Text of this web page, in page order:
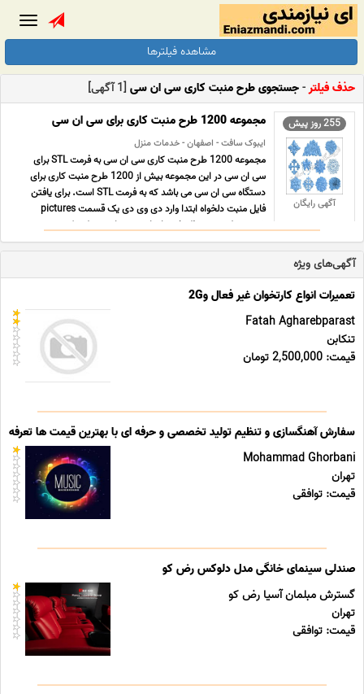
مشاهده فیلترها
حذف فیلتر-جستجوی طرح منبت کاری سی ان سی [1 آگهی]
255 روز پیش
آگهی رایگان
مجموعه 1200 طرح منبت کاری برای سی ان سی
ایبوک سافت - اصفهان - خدمات منزل
مجموعه 1200 طرح منبت کاری سی ان سی به فرمت STL برای
سی ان سی در این مجموعه بیش از 1200 طرح منبت کاری برای
دستگاه سی ان سی می باشد که به فرمت STL است. برای یافتن
فایل منبت دلخواه ابتدا وارد دی وی دی یک قسمت pictures
شوید و طرح مورد نظر خود را بیابید . در نام هر طرح که به صورت
عکس ... ...
آگهی‌های ویژه
تعمیرات انواع کارتخوان غیر فعال و2G
Fatah Agharebparast
تنکابن
قیمت: 2,500,000 تومان
سفارش آهنگسازی و تنظیم تولید تخصصی و حرفه ای با بهترین قیمت ها تعرفه
Mohammad Ghorbani
تهران
قیمت: توافقی
صندلی سینمای خانگی مدل دلوکس رض کو
گسترش مبلمان آسیا رض کو
تهران
قیمت: توافقی